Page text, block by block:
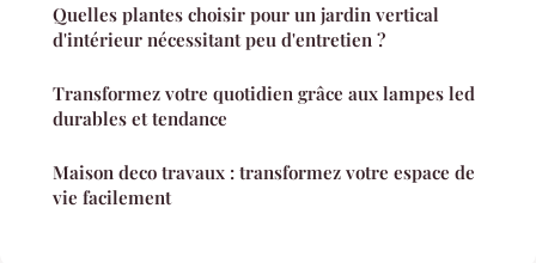
Quelles plantes choisir pour un jardin vertical
d'intérieur nécessitant peu d'entretien ?
Transformez votre quotidien grâce aux lampes led
durables et tendance
Maison deco travaux : transformez votre espace de
vie facilement